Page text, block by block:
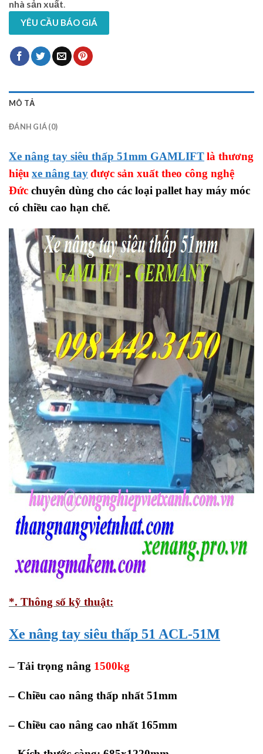
nhà sản xuất
YÊU CẦU BÁO GIÁ
MÔ TẢ
ĐÁNH GIÁ (0)
Xe nâng tay siêu thấp 51mm GAMLIFTlà thương
hiệu xe nâng tayđược sản xuất theo công nghệ
Đức chuyên dùng cho các loại pallet hay máy móc
có chiều cao hạn chế.
*. Thông số kỹ thuật:
Xe nâng tay siêu thấp 51 ACL-51M
– Tải trọng nâng 1500kg
– Chiều cao nâng thấp nhất 51mm
– Chiều cao nâng cao nhất 165mm